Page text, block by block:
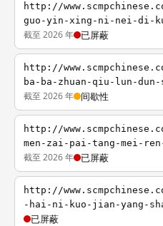
http://
guo-yin-xing-ni-nei-di-
截至 2026 年 已屏蔽
http://
ba-ba-zhuan-qiu-lun-dun-
截至 2026 年 间歇性
http://
men-zai-pai-tang-mei-ren-
截至 2026 年 已屏蔽
http://
-hai-ni-kuo-jian-yang-
已屏蔽